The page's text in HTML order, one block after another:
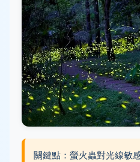
關鍵點：螢火蟲對光線敏